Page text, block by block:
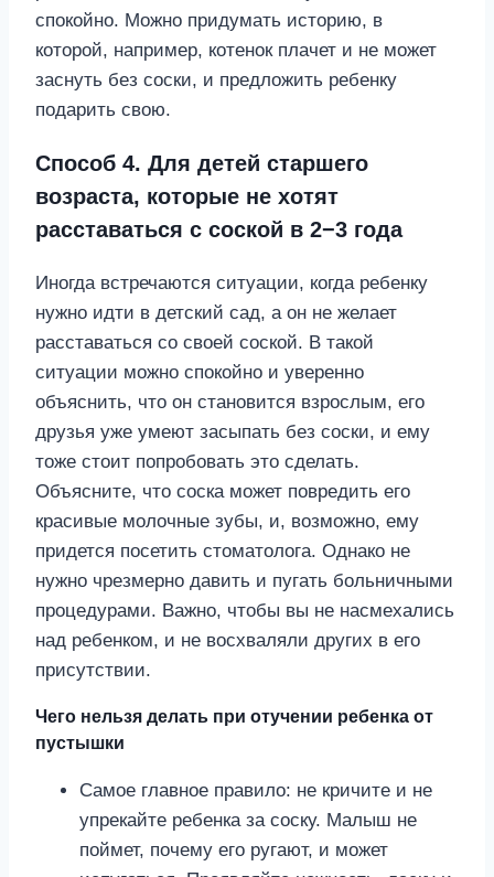
спокойно. Можно придумать историю, в
которой, например, котенок плачет и не может
заснуть без соски, и предложить ребенку
подарить свою.
Способ 4. Для детей старшего
возраста, которые не хотят
расставаться с соской в 2−3 года
Иногда встречаются ситуации, когда ребенку
нужно идти в детский сад, а он не желает
расставаться со своей соской. В такой
ситуации можно спокойно и уверенно
объяснить, что он становится взрослым, его
друзья уже умеют засыпать без соски, и ему
тоже стоит попробовать это сделать.
Объясните, что соска может повредить его
красивые молочные зубы, и, возможно, ему
придется посетить стоматолога. Однако не
нужно чрезмерно давить и пугать больничными
процедурами. Важно, чтобы вы не насмехались
над ребенком, и не восхваляли других в его
присутствии.
Чего нельзя делать при отучении ребенка от
пустышки
Самое главное правило: не кричите и не
упрекайте ребенка за соску. Малыш не
поймет, почему его ругают, и может